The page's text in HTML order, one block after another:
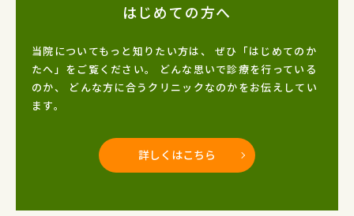
はじめての方へ
当院についてもっと知りたい方は、
ぜひ「はじめてのか
たへ」をご覧ください。
どんな思いで診療を行っている
のか、
どんな方に合うクリニックなのかをお伝えしてい
ます。
詳しくはこちら